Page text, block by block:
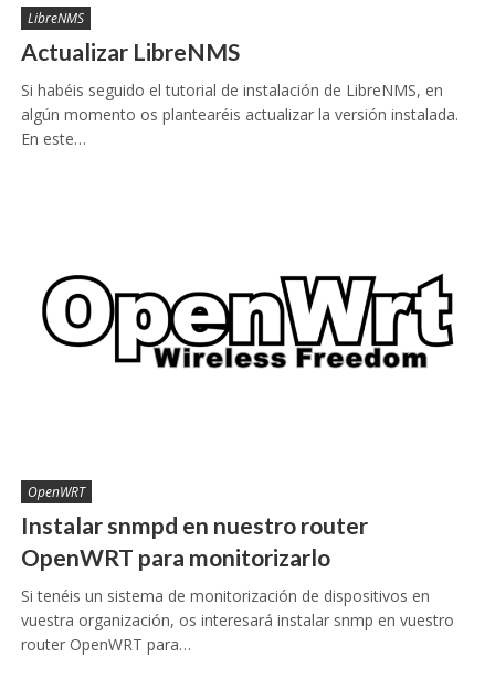
LibreNMS
Actualizar LibreNMS
Si habéis seguido el tutorial de instalación de LibreNMS, en
algún momento os plantearéis actualizar la versión instalada.
En este…
OpenWRT
Instalar snmpd en nuestro router
OpenWRT para monitorizarlo
Si tenéis un sistema de monitorización de dispositivos en
vuestra organización, os interesará instalar snmp en vuestro
router OpenWRT para…